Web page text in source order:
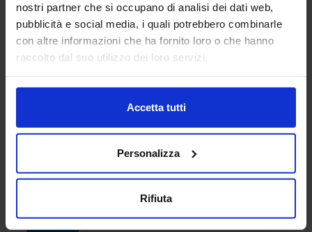
nostri partner che si occupano di analisi dei dati web,
pubblicità e social media, i quali potrebbero combinarle
con altre informazioni che ha fornito loro o che hanno
raccolto dal suo utilizzo dei loro servizi.
Accetta tutti
Personalizza
Rifiuta
Guidiamo le aziende nel processo di trasformazione
digitale, aprendo nuove possibilità e ridefinendo i confini
dell’innovazione. Mettiamo a tua disposizione oltre 20 anni
di esperienza nel sett...
ADIATEK SRL
SUBFORNITURA MECCANICA